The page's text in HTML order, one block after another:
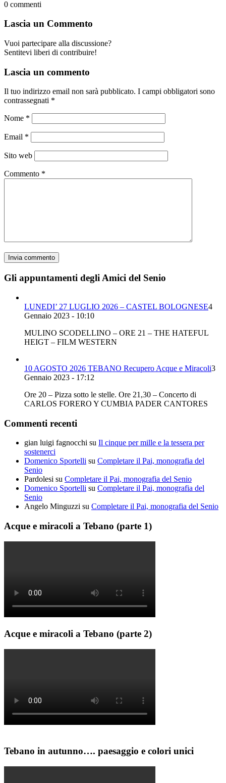
0 commenti
Lascia un Commento
Vuoi partecipare alla discussione?
Sentitevi liberi di contribuire!
Lascia un commento
Il tuo indirizzo email non sarà pubblicato. I campi obbligatori sono
contrassegnati *
Nome *
Email *
Sito web
Commento *
Gli appuntamenti degli Amici del Senio
LUNEDI’ 27 LUGLIO 2026 – CASTEL BOLOGNESE4
Gennaio 2023 - 10:10
MULINO SCODELLINO – ORE 21 – THE HATEFUL
HEIGT – FILM WESTERN
10 AGOSTO 2026 TEBANO Recupero Acque e Miracoli3
Gennaio 2023 - 17:12
Ore 20 – Pizza sotto le stelle. Ore 21,30 – Concerto di
CARLOS FORERO Y CUMBIA PADER CANTORES
Commenti recenti
gian luigi fagnocchi su Il cinque per mille e la tessera per
sostenerci
Domenico Sportelli su Completare il Pai, monografia del
Senio
Pardolesi su Completare il Pai, monografia del Senio
Domenico Sportelli su Completare il Pai, monografia del
Senio
Angelo Minguzzi su Completare il Pai, monografia del Senio
Acque e miracoli a Tebano (parte 1)
Acque e miracoli a Tebano (parte 2)
Tebano in autunno…. paesaggio e colori unici